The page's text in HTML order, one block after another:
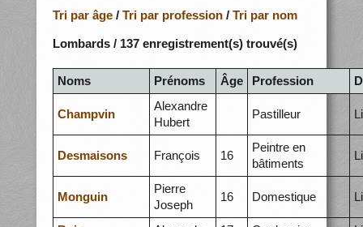
Tri par âge/ Tri par profession/ Tri par nom
Lombards / 137 enregistrement(s) trouvé(s)
Noms Prénoms Âge Profession
Champvin
Alexandre
Hubert
Pastilleur
Desmaisons François 16
Peintre en
bâtiments
Monguin
Pierre
Joseph
16 Domestique